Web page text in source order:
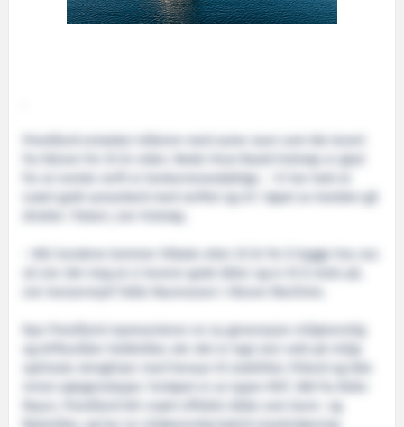
Prestfjord erstatter tråleren med same navn som ble levert
fra Kleven for 25 år siden. Reder Knut Roald Holmøy er glad
for at norske verft er konkurransedyktige. – Vi har hatt et
svært godt samarbeid med verftet og vil i løpet av kvelden gå
direkte i fiskeri, sier Holmøy.
– Når kundene kommer tilbake etter 25 år for å bygge hos oss
så sier det meg at vi leverer gode båter og er til å stole på,
Nye Prestfjord representerer en ny generasjon miljøvennlig
og driftssikker hekktråler, der det er lagt stor vekt på miljø,
optimale skroglinjer med hensyn til stabilitet, fribord og ikke
minst sjøegenskaper. Fartøyet er av typen NVC 368 fra Rolls-